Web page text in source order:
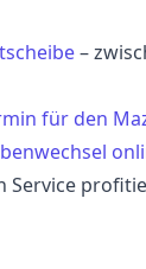
–
für den
Service